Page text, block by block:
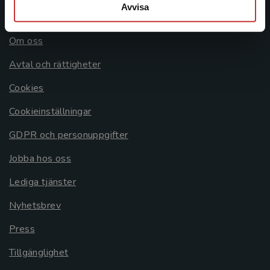
Avvisa
Om oss
Avtal och rättigheter
Cookies
Cookieinställningar
GDPR och personuppgifter
Jobba hos oss
Lediga tjänster
Nyhetsbrev
Press
Tillgänglighet